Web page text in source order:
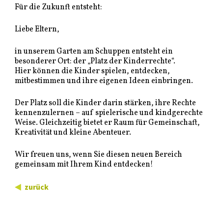
Für die Zukunft entsteht:
Liebe Eltern,
in unserem Garten am Schuppen entsteht ein
besonderer Ort: der „Platz der Kinderrechte“.
Hier können die Kinder spielen, entdecken,
mitbestimmen und ihre eigenen Ideen einbringen.
Der Platz soll die Kinder darin stärken, ihre Rechte
kennenzulernen – auf spielerische und kindgerechte
Weise. Gleichzeitig bietet er Raum für Gemeinschaft,
Kreativität und kleine Abenteuer.
Wir freuen uns, wenn Sie diesen neuen Bereich
gemeinsam mit Ihrem Kind entdecken!
zurück